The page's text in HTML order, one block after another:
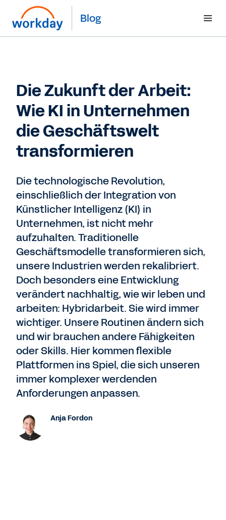
Blog
Die Zukunft der Arbeit:
Wie KI in Unternehmen
die Geschäftswelt
transformieren
Die technologische Revolution,
einschließlich der Integration von
Künstlicher Intelligenz (KI) in
Unternehmen, ist nicht mehr
aufzuhalten. Traditionelle
Geschäftsmodelle transformieren sich,
unsere Industrien werden rekalibriert.
Doch besonders eine Entwicklung
verändert nachhaltig, wie wir leben und
arbeiten: Hybridarbeit. Sie wird immer
wichtiger. Unsere Routinen ändern sich
und wir brauchen andere Fähigkeiten
oder Skills. Hier kommen flexible
Plattformen ins Spiel, die sich unseren
immer komplexer werdenden
Anforderungen anpassen.
Anja Fordon